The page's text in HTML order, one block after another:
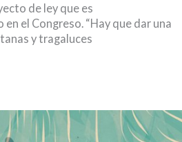
de ley que es
el Congreso. “Hay que dar una
y tragaluces